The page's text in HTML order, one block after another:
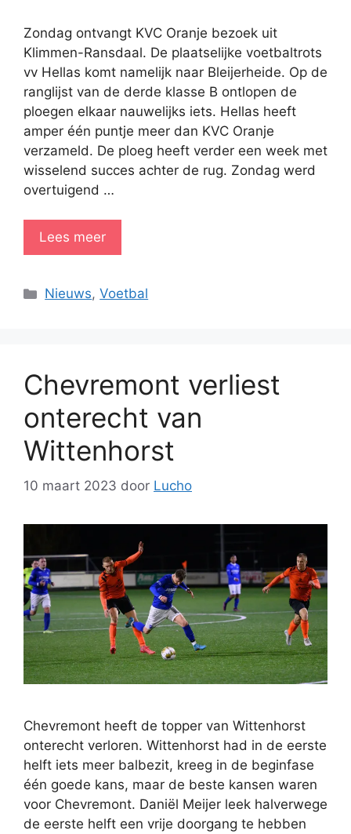
Zondag ontvangt KVC Oranje bezoek uit
Klimmen-Ransdaal. De plaatselijke voetbaltrots
vv Hellas komt namelijk naar Bleijerheide. Op de
ranglijst van de derde klasse B ontlopen de
ploegen elkaar nauwelijks iets. Hellas heeft
amper één puntje meer dan KVC Oranje
verzameld. De ploeg heeft verder een week met
wisselend succes achter de rug. Zondag werd
overtuigend …
Lees meer
Categorieën
Nieuws,Voetbal
Chevremont verliest
onterecht van
Wittenhorst
10 maart 2023 door Lucho
Chevremont heeft de topper van Wittenhorst
onterecht verloren. Wittenhorst had in de eerste
helft iets meer balbezit, kreeg in de beginfase
één goede kans, maar de beste kansen waren
voor Chevremont. Daniël Meijer leek halverwege
de eerste helft een vrije doorgang te hebben